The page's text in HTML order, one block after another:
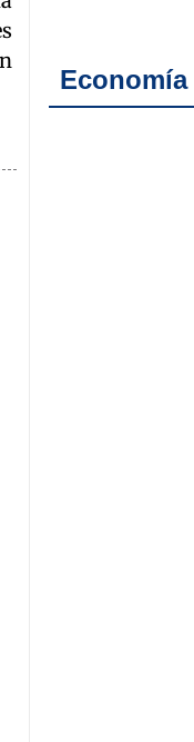
Economía